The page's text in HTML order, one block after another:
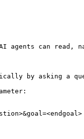
agents can read,
by asking a